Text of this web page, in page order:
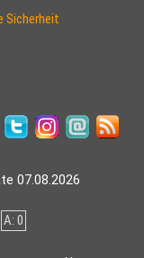
07.08.2026
A: 0